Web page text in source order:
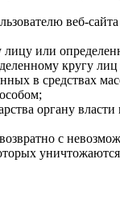
веб-сайта
или
кругу
в средствах
органу власти
с